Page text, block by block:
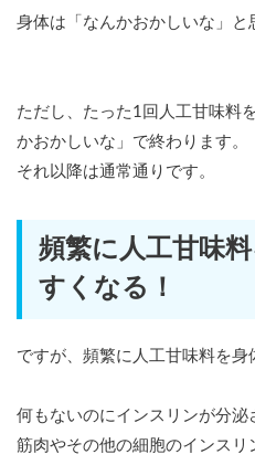
身体は「なんかおかしいな」と
ただし、たった1回人工甘味料
かおかしいな」で終わります。
それ以降は通常通りです。
頻繁に人工甘味
すくなる！
ですが、頻繁に人工甘味料を身
何もないのにインスリンが分泌
筋肉やその他の細胞のインス